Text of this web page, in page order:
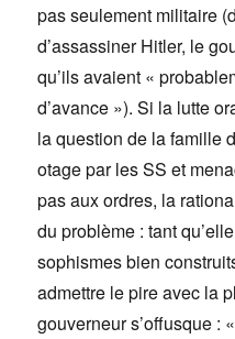
pas seulement militaire
d’assassiner Hitler, le
qu’ils avaient «
d’avance »). Si la lutte
la question de la famille
otage par les SS et
pas aux ordres, la
du problème : tant
sophismes bien
admettre le pire avec la
gouverneur s’offusque :